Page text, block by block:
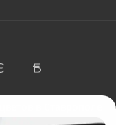
в Ставрополе